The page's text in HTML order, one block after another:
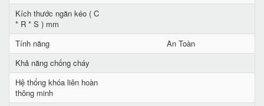
Kích thước ngăn kéo ( C
* R * S ) mm
Tính năng
An Toàn
Khả năng chống cháy
Hệ thống khóa liên hoàn
thông minh